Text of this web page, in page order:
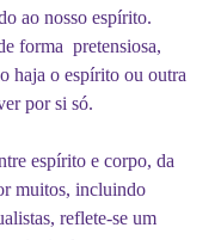
ao nosso espírito.
forma  pretensiosa,
haja o espírito ou outra
por si só.
espírito e corpo, da
muitos, incluindo
reflete-se um